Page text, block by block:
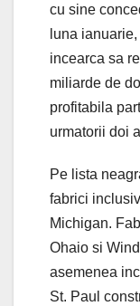
cu sine
luna
incearca sa
miliarde de
profitabila
urmatorii doi
Pe lista
fabrici
Michigan.
Ohaio si
asemenea
St. Paul